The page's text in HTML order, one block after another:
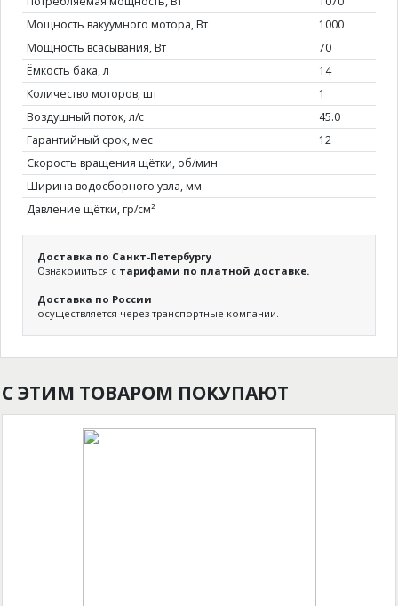
Мощность вакуумного мотора, Вт
1000
Мощность всасывания, Вт
70
Ёмкость бака, л
14
Количество моторов, шт
1
Воздушный поток, л/с
45.0
Гарантийный срок, мес
12
Скорость вращения щётки, об/мин
Ширина водосборного узла, мм
Давление щётки, гр/см²
Доставка по Санкт-Петербургу
Ознакомиться с тарифами по платной доставке.
Доставка по России
осуществляется через транспортные компании.
С ЭТИМ ТОВАРОМ ПОКУПАЮТ